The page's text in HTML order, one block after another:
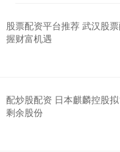
股票配资平台推荐 武汉股
握财富机遇
配炒股配资 日本麒麟控股
剩余股份